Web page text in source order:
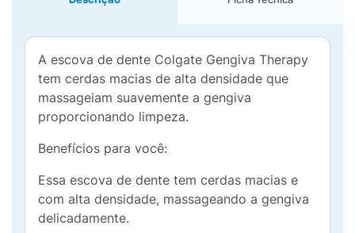
A escova de dente Colgate Gengiva Therapy
tem cerdas macias de alta densidade que
massageiam suavemente a gengiva
proporcionando limpeza.
Benefícios para você:
Essa escova de dente tem cerdas macias e
com alta densidade, massageando a gengiva
delicadamente.